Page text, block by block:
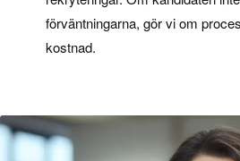
förväntningarna, gör vi om
kostnad.